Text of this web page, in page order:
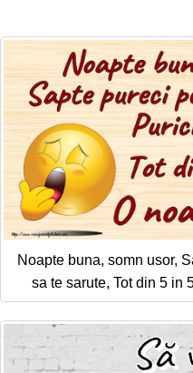
Noapte buna, somn usor,
sa te sarute, Tot din 5 in